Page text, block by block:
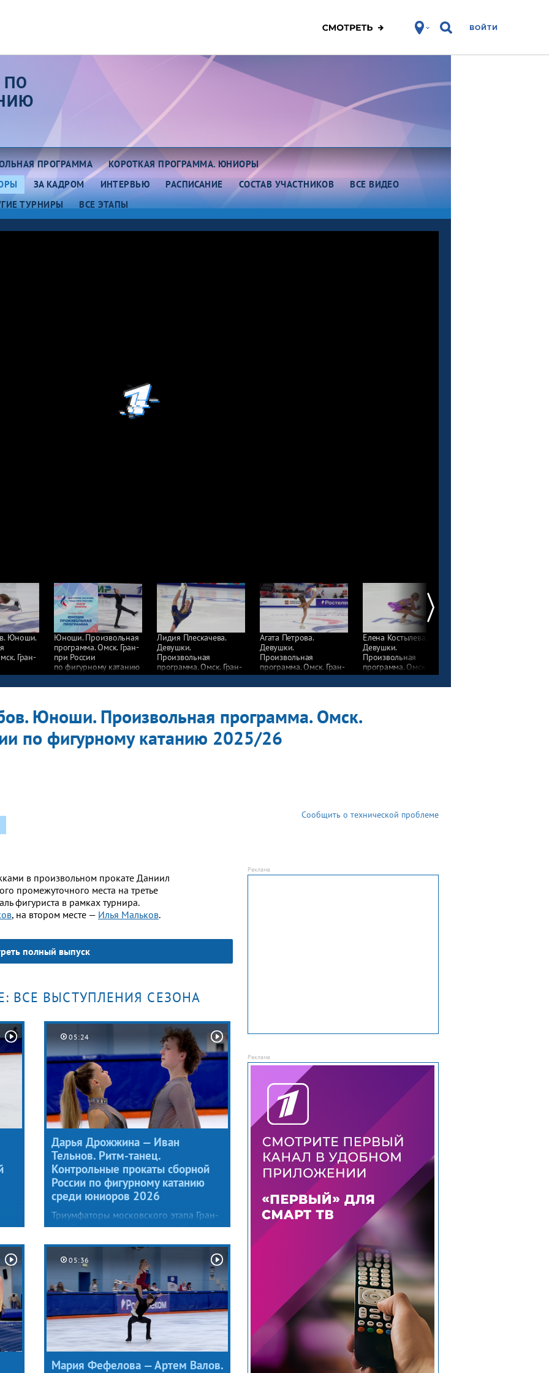
ВОЙТИ
ПО
ПРОГРАММА
КОРОТКАЯ ПРОГРАММА. ЮНИОРЫ
ЗА КАДРОМ ИНТЕРВЬЮ РАСПИСАНИЕ СОСТАВ УЧАСТНИКОВ
ВСЕ ВИДЕО
ТУРНИРЫ
III. Юниоры.
ВСЕ ЭТАПЫ
Юноши.
Гран-
катанию
Юноши. Произвольная
программа. Омск. Гран-
при России
по фигурному катанию
2025/26
Лидия Плескачева.
Девушки.
Произвольная
программа. Омск. Гран-
при России
по фигурному катанию
Агата Петрова.
Девушки.
Произвольная
программа. Омск. Гран-
при России
по фигурному катанию
Елена Костылева.
Девушки.
Произвольная
программа. Омск. Гран-
при России
по фигурному катанию
Юноши. Произвольная программа. Омск.
по фигурному катанию 2025/26
Сообщить о технической проблеме
в произвольном прокате Даниил
промежуточного места на третье
фигуриста в рамках турнира.
, на втором месте — Илья Мальков.
полный выпуск
ВСЕ ВЫСТУПЛЕНИЯ СЕЗОНА
05:24
Дарья Дрожжина — Иван
Тельнов. Ритм-танец.
Контрольные прокаты сборной
России по фигурному катанию
среди юниоров 2026
Триумфаторы московского этапа Гран-
при России прошлого сезона Дарья
представили новый ритмический танец
под Dreary Town и Topless Mother
Надин Шах. Постановщиком
программы стал хореограф Сергей
Плишкин, с которым фигуристы
работают бессменно.
05:36
Мария Фефелова — Артем Валов.